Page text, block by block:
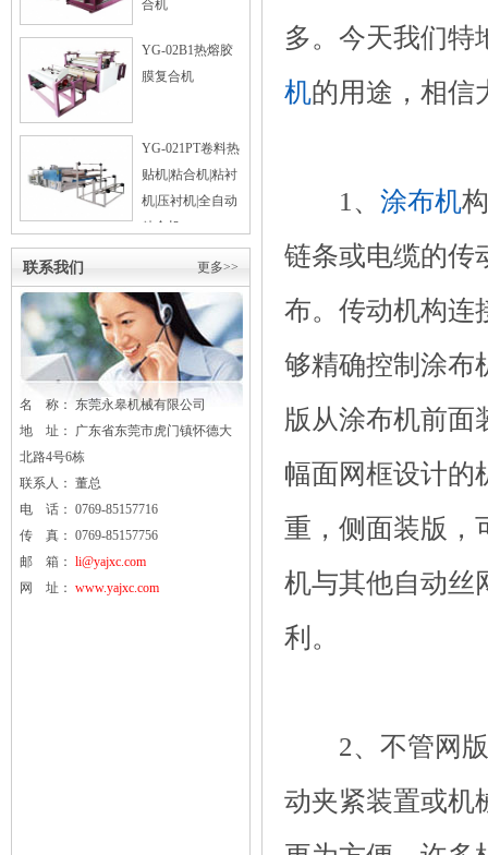
合机
YG-02B1热熔胶
膜复合机
YG-021PT卷料热
贴机|粘合机|粘衬
机|压衬机|全自动
粘合机
更多>>
联系我们
名 称： 东莞永皋机械有限公司
地 址： 广东省东莞市虎门镇怀德大
北路4号6栋
联系人： 董总
电 话： 0769-85157716
传 真： 0769-85157756
邮 箱： li@yajxc.com
网 址： www.yajxc.com
多。今天我们特
机的用途，相信
1、 涂布机
链条或电缆的传
布。传动机构连
够精确控制涂布
版从涂布机前面
幅面网框设计的
重，侧面装版，
机与其他自动丝
利。
2、不管网版
动夹紧装置或机